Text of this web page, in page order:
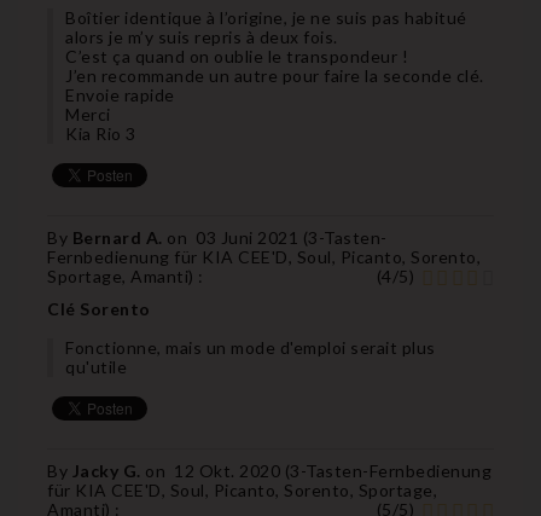
Boîtier identique à l’origine, je ne suis pas habitué
alors je m’y suis repris à deux fois.
C’est ça quand on oublie le transpondeur !
J’en recommande un autre pour faire la seconde clé.
Envoie rapide
Merci
Kia Rio 3
By Bernard A. on 03 Juni 2021 (3-Tasten-
Fernbedienung für KIA CEE'D, Soul, Picanto, Sorento,
Sportage, Amanti) : (4/5)
Clé Sorento
Fonctionne, mais un mode d'emploi serait plus
qu'utile
By Jacky G. on 12 Okt. 2020 (3-Tasten-Fernbedienung
für KIA CEE'D, Soul, Picanto, Sorento, Sportage,
Amanti) : (5/5)